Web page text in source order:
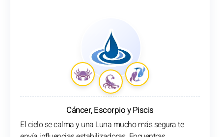
Cáncer, Escorpio y Piscis
El cielo se calma y una Luna mucho más segura te